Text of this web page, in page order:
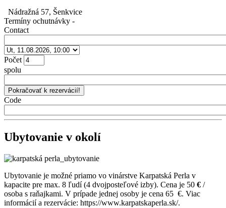
Nádražná 57, Šenkvice
Termíny ochutnávky -
Contact
Počet
spolu
Code
Ubytovanie v okolí
Ubytovanie je možné priamo vo vinárstve Karpatská Perla v
kapacite pre max. 8 ľudí (4 dvojposteľové izby). Cena je 50 € /
osoba s raňajkami. V prípade jednej osoby je cena 65 €. Viac
informácií a rezervácie: https://www.karpatskaperla.sk/.